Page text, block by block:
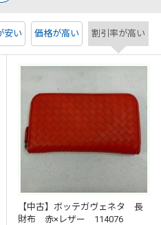
安い 価格が高い 割引率が高い
【中古】ボッテガヴェネタ 長
財布 赤×レザー 114076